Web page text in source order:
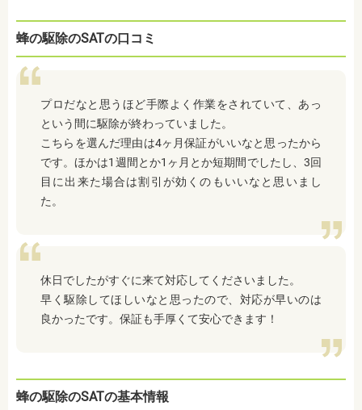
蜂の駆除のSATの口コミ
プロだなと思うほど手際よく作業をされていて、あっ
という間に駆除が終わっていました。
こちらを選んだ理由は4ヶ月保証がいいなと思ったから
です。ほかは1週間とか1ヶ月とか短期間でしたし、3回
目に出来た場合は割引が効くのもいいなと思いまし
た。
休日でしたがすぐに来て対応してくださいました。
早く駆除してほしいなと思ったので、対応が早いのは
良かったです。保証も手厚くて安心できます！
蜂の駆除のSATの基本情報